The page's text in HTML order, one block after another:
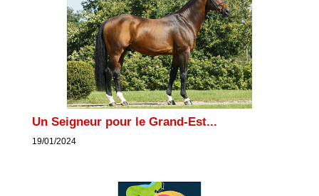
Un Seigneur pour le Grand-Est...
19/01/2024